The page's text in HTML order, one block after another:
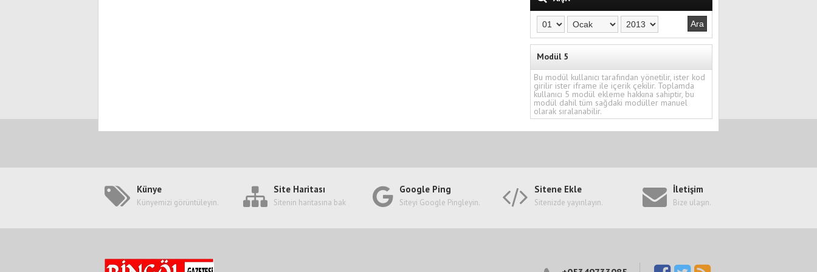
Modül 5
Bu modül kullanıcı tarafından yönetilir, ister kod
girilir ister iframe ile içerik çekilir. Toplamda
kullanıcı 5 modül ekleme hakkına sahiptir, bu
modül dahil tüm sağdaki modüller manuel
olarak sıralanabilir.
Künye
Künyemizi görüntüleyin.
Site Haritası
Sitenin haritasına bak
Google Ping
Siteyi Google Pingleyin.
Sitene Ekle
Sitenizde yayınlayın.
İletişim
Bize ulaşın.